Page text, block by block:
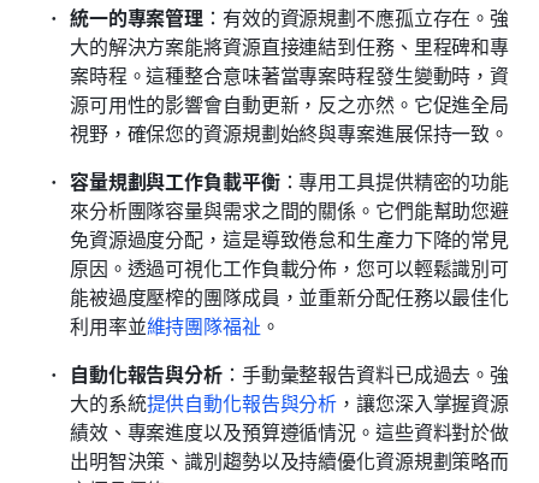
統一的專案管理 ：有效的資源規劃不應孤立存在。強
大的解決方案能將資源直接連結到任務、里程碑和專
案時程。這種整合意味著當專案時程發生變動時，資
源可用性的影響會自動更新，反之亦然。它促進全局
視野，確保您的資源規劃始終與專案進展保持一致。
容量規劃與工作負載平衡：專用工具提供精密的功能
來分析團隊容量與需求之間的關係。它們能幫助您避
免資源過度分配，這是導致倦怠和生產力下降的常見
原因。透過可視化工作負載分佈，您可以輕鬆識別可
能被過度壓榨的團隊成員，並重新分配任務以最佳化
利用率並維持團隊福祉 。
自動化報告與分析：手動彙整報告資料已成過去。強
大的系統提供自動化報告與分析 ，讓您深入掌握資源
績效、專案進度以及預算遵循情況。這些資料對於做
出明智決策、識別趨勢以及持續優化資源規劃策略而